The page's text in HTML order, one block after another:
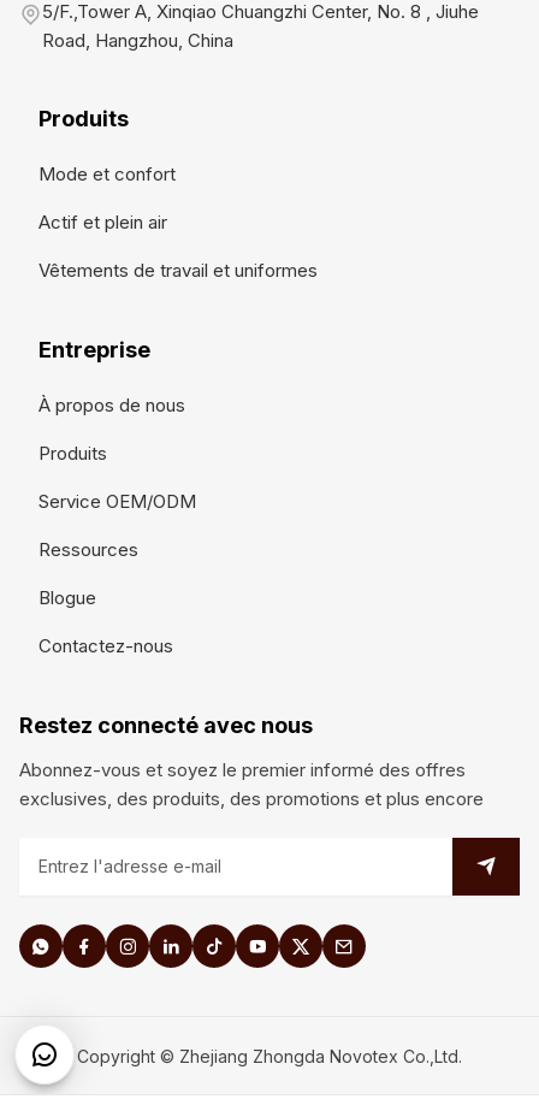
5/F.,Tower A, Xinqiao Chuangzhi Center, No. 8 , Jiuhe
Road, Hangzhou, China
Produits
Mode et confort
Actif et plein air
Vêtements de travail et uniformes
Entreprise
À propos de nous
Produits
Service OEM/ODM
Ressources
Blogue
Contactez-nous
Restez connecté avec nous
Abonnez-vous et soyez le premier informé des offres
exclusives, des produits, des promotions et plus encore
Copyright © Zhejiang Zhongda Novotex Co.,Ltd.